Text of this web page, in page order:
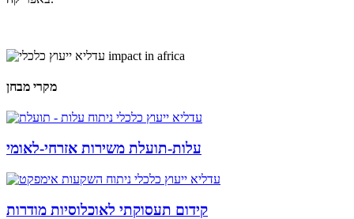
מקרי מבחן
עלות-תועלת משירות אזרחי-לאומי
קידום תעסוקתי לאוכלוסיות מודרות